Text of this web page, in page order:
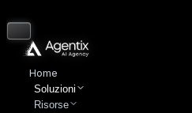
Home
Soluzioni
Risorse